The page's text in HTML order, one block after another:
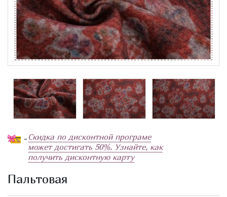
- Скидка по дисконтной програме
может достигать 50%. Узнайте, как
получить дисконтную карту
Пальтовая